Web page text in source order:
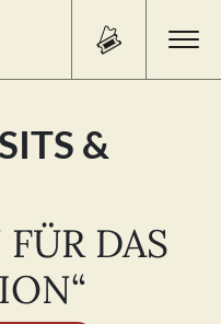
&
DAS